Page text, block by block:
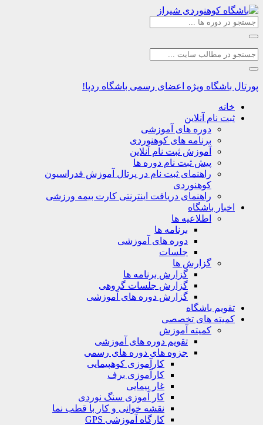
ویژه اعضای رسمی باشگاه ردپا!
نام آنلاین
دوره های آموزشی
برنامه های کوهنوردی
آموزش ثبت نام آنلاین
پیش ثبت نام دوره ها
راهنمای ثبت نام در پرتال آموزش فدراسیون
کوهنوردی
راهنمای دریافت اینترنتی کارت بیمه ورزشی
باشگاه
اطلاعیه ها
برنامه ها
دوره های آموزشی
جلسات
گزارش ها
گزارش برنامه ها
گزارش جلسات گروهی
گزارش دوره های آموزشی
باشگاه
های تخصصی
کمیته آموزش
تقویم دوره های آموزشی
جزوه های دوره های رسمی
کارآموزی کوهپیمایی
کارآموزی برف
غار پیمایی
کار آموزی سنگ نوردی
نقشه خوانی و کار با قطب نما
کارگاه آموزشی GPS